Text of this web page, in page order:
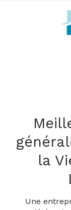
Plus
la
Une